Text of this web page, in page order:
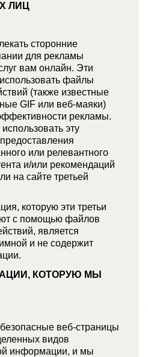
ЛИЦ
сторонние
для рекламы
вам онлайн. Эти
файлы
(также известные
GIF или веб-маяки)
рекламы.
эту
или релевантного
и/или рекомендаций
на сайте третьей
которую эти третьи
с помощью файлов
является
и не содержит
КОТОРУЮ МЫ
веб-страницы
видов
информации, и мы